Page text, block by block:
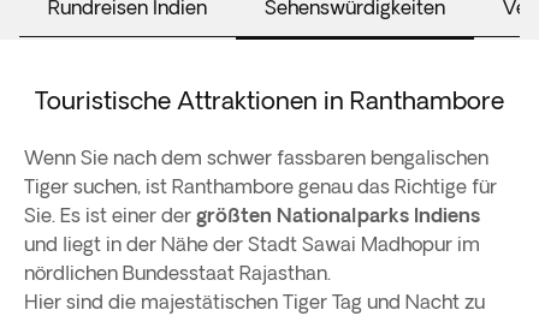
Rundreisen Indien Sehenswürdigkeiten
Touristische Attraktionen in Ranthambore
Wenn Sie nach dem schwer fassbaren bengalischen
Tiger suchen, ist Ranthambore genau das Richtige für
Sie. Es ist einer der größten Nationalparks Indiens
und liegt in der Nähe der Stadt Sawai Madhopur im
nördlichen Bundesstaat Rajasthan.
Hier sind die majestätischen Tiger Tag und Nacht zu